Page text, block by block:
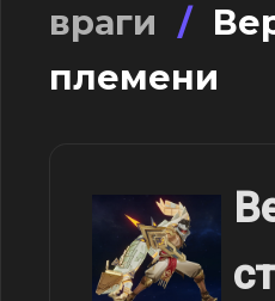
враги /
племени